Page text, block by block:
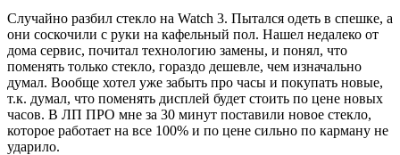
Случайно разбил стекло на Watch 3. Пытался одеть в спешке, а
они соскочили с руки на кафельный пол. Нашел недалеко от
дома сервис, почитал технологию замены, и понял, что
поменять только стекло, гораздо дешевле, чем изначально
думал. Вообще хотел уже забыть про часы и покупать новые,
т.к. думал, что поменять дисплей будет стоить по цене новых
часов. В ЛП ПРО мне за 30 минут поставили новое стекло,
которое работает на все 100% и по цене сильно по карману не
ударило.